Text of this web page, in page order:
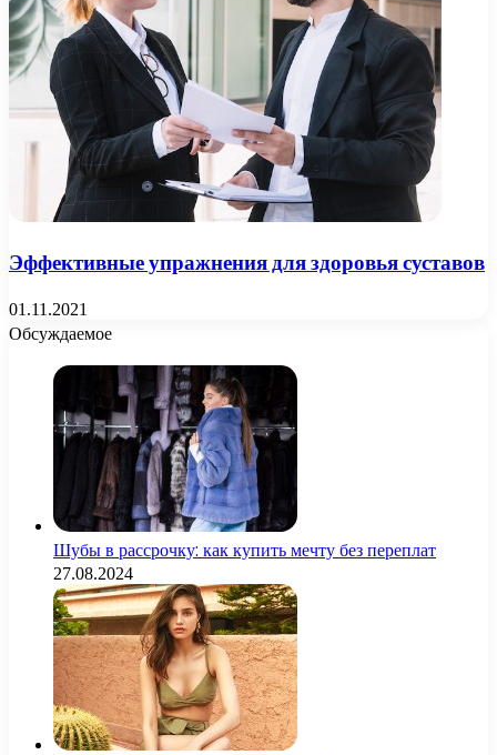
Эффективные упражнения для здоровья суставов
01.11.2021
Обсуждаемое
Шубы в рассрочку: как купить мечту без переплат
27.08.2024